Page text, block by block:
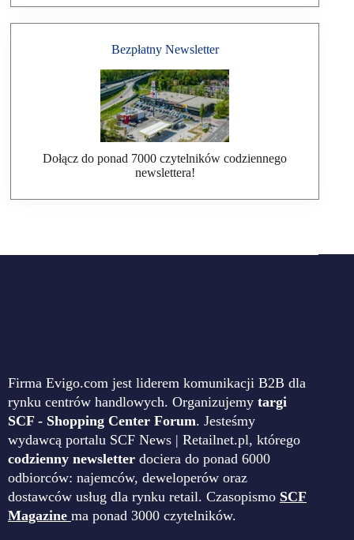
Bezpłatny Newsletter
Dołącz do ponad 7000 czytelników codziennego
newslettera!
Firma Evigo.com jest liderem komunikacji B2B dla
rynku centrów handlowych. Organizujemy targi
SCF - Shopping Center Forum. Jesteśmy
wydawcą portalu SCF News | Retailnet.pl, którego
codzienny newsletter dociera do ponad 6000
odbiorców: najemców, deweloperów oraz
dostawców usług dla rynku retail. Czasopismo SCF
Magazine ma ponad 3000 czytelników.